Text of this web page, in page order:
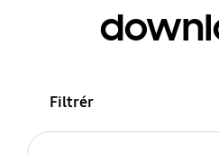
Filtrér